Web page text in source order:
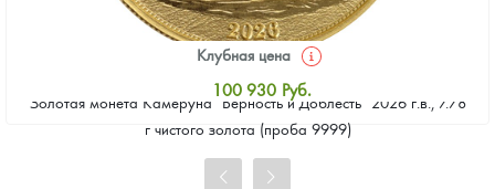
Золотая монета Камеруна "Верность и Доблесть" 2026 г.в., 7.78
г чистого золота (проба 9999)
Клубная цена
100 930 Руб.
Стандартная цена
Цена выкупа